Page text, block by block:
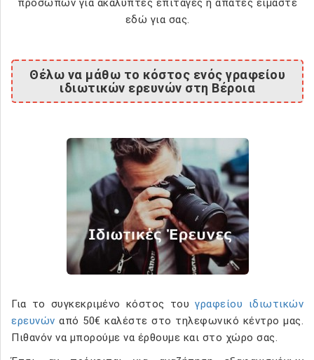
εδώ για σας.
Θέλω να μάθω το κόστος ενός γραφείου
ιδιωτικών ερευνών στη Βέροια
Για το συγκεκριμένο κόστος τουγραφείου ιδιωτικών
ερευνών από 50€ καλέστε στο τηλεφωνικό κέντρο μας.
Πιθανόν να μπορούμε να έρθουμε και στο χώρο σας.